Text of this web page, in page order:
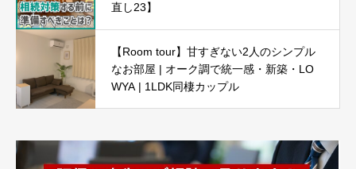
直し23】
【Room tour】甘すぎない2人のシンプル
なお部屋 | オーク調で統一感・新築・LO
WYA | 1LDK同棲カップル